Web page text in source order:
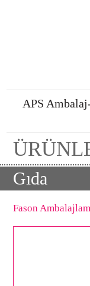
APS
Gıda
Fason